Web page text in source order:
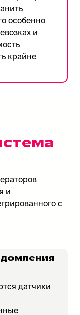
особенно
и
крайне
и
с
датчики